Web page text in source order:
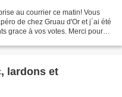
au courrier ce matin! Vous
de chez Gruau d'Or et j´ai été
grace à vos votes. Merci pour
lardons et